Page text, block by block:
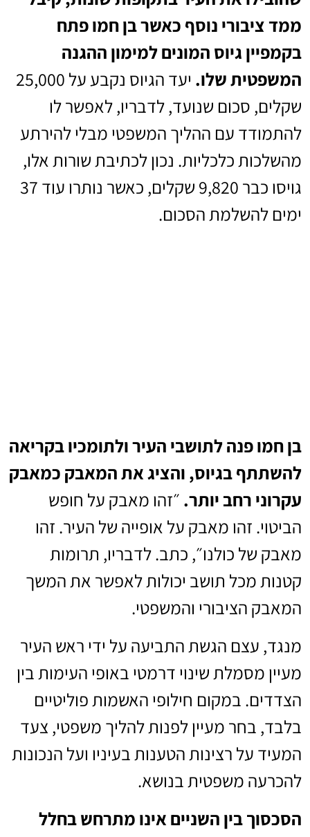
ממד ציבורי נוסף כאשר בן חמו פתח
בקמפיין גיוס המונים למימון ההגנה
המשפטית שלו.
יעד הגיוס נקבע על 25,000
שקלים, סכום שנועד, לדבריו, לאפשר לו
להתמודד עם ההליך המשפטי מבלי להירתע
מהשלכות כלכליות. נכון לכתיבת שורות אלו,
גויסו כבר 9,820 שקלים, כאשר נותרו עוד 37
ימים להשלמת הסכום.
בן חמו פנה לתושבי העיר ולתומכיו בקריאה
להשתתף בגיוס, והציג את המאבק כמאבק
עקרוני רחב יותר. ״זהו מאבק על חופש
הביטוי. זהו מאבק על אופייה של העיר. זהו
מאבק של כולנו״, כתב. לדבריו, תרומות
קטנות מכל תושב יכולות לאפשר את המשך
המאבק הציבורי והמשפטי.
מנגד, עצם הגשת התביעה על ידי ראש העיר
מעיין מסמלת שינוי דרמטי באופי העימות בין
הצדדים. במקום חילופי האשמות פוליטיים
בלבד, בחר מעיין לפנות להליך משפטי, צעד
המעיד על רצינות הטענות בעיניו ועל הנכונות
להכרעה משפטית בנושא.
הסכסוך בין השניים אינו מתרחש בחלל